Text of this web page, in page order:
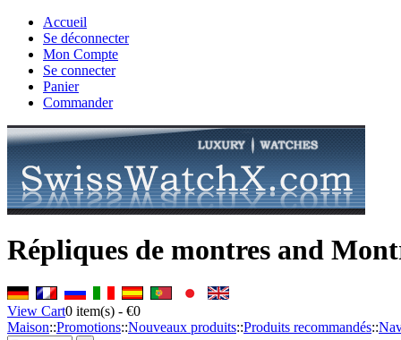
Accueil
Se déconnecter
Mon Compte
Se connecter
Panier
Commander
Répliques de montres and
View Cart0 item(s) - €0
Maison::Promotions::Nouveaux produits::Produits recommandés::